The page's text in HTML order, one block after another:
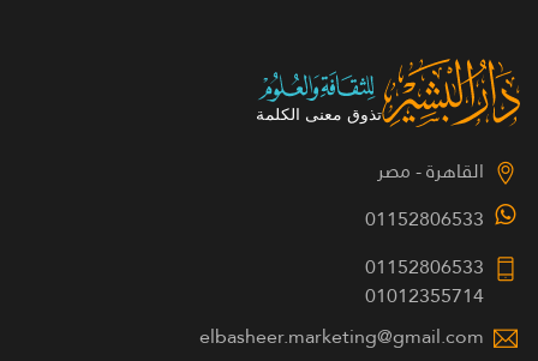
القاهرة - مصر
01152806533
01152806533
01012355714
elbasheer.marketing@gmail.com